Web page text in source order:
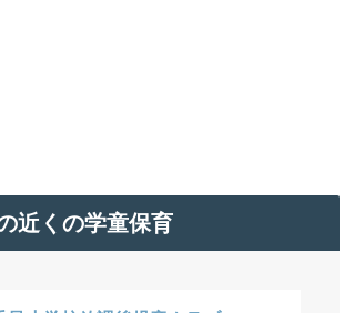
近くの学童保育